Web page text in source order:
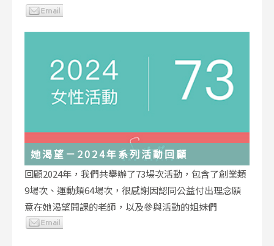
她渴望－2024年系列活動回顧
回顧2024年，我們共舉辦了73場次活動，包含了創業類
9場次、運動類64場次，很感謝因認同公益付出理念願
意在她渴望開課的老師，以及參與活動的姐妹們